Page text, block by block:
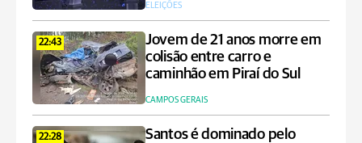
ELEIÇÕES
22:43
Jovem de 21 anos morre em
colisão entre carro e
caminhão em Piraí do Sul
CAMPOS GERAIS
22:28
Santos é dominado pelo